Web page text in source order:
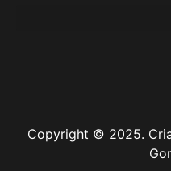
Copyright © 2025.